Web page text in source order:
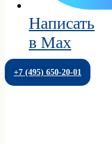
Написать
в Max
+7 (495) 650-20-01